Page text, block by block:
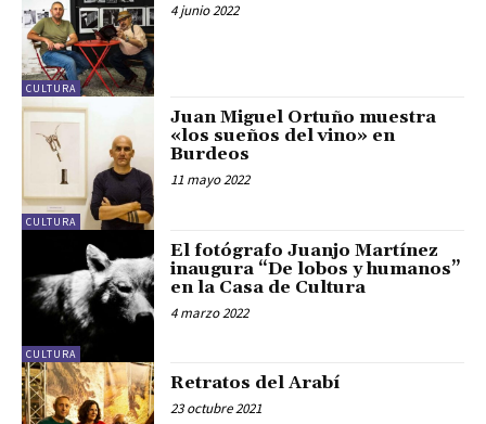
CULTURA
4 junio 2022
CULTURA
Juan Miguel Ortuño muestra
«los sueños del vino» en
Burdeos
11 mayo 2022
CULTURA
El fotógrafo Juanjo Martínez
inaugura “De lobos y humanos”
en la Casa de Cultura
4 marzo 2022
Retratos del Arabí
23 octubre 2021